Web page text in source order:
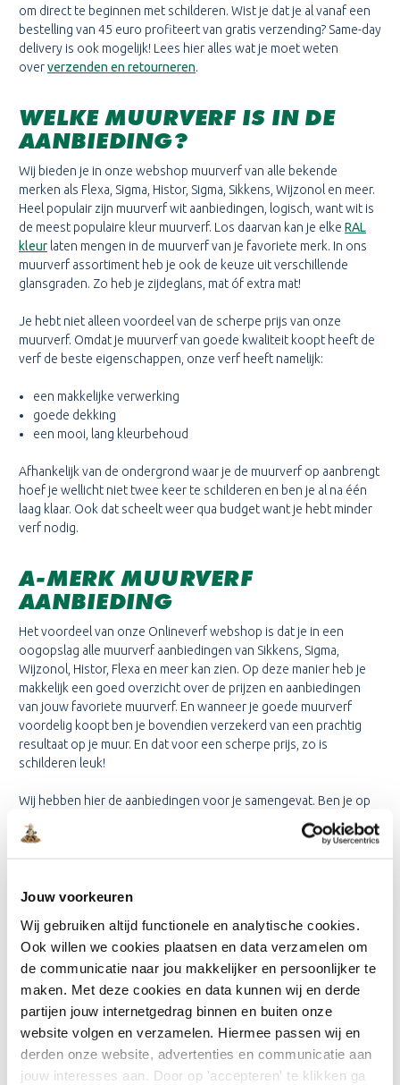
Jouw voorkeuren
Wij gebruiken altijd functionele en analytische cookies.
Ook willen we cookies plaatsen en data verzamelen om
de communicatie naar jou makkelijker en persoonlijker te
maken. Met deze cookies en data kunnen wij en derde
partijen jouw internetgedrag binnen en buiten onze
website volgen en verzamelen. Hiermee passen wij en
derden onze website, advertenties en communicatie aan
jouw interesses aan. Door op 'accepteren' te klikken ga
om direct te beginnen met schilderen. Wist je dat je al vanaf een
bestelling van 45 euro profiteert van gratis verzending? Same-day
delivery is ook mogelijk! Lees hier alles wat je moet weten
oververzenden en retourneren.
WELKE MUURVERF IS IN DE
AANBIEDING?
Wij bieden je in onze webshop muurverf van alle bekende
merken als Flexa, Sigma, Histor, Sigma, Sikkens, Wijzonol en meer.
Heel populair zijn muurverf wit aanbiedingen, logisch, want wit is
de meest populaire kleur muurverf. Los daarvan kan je elke RAL
kleur laten mengen in de muurverf van je favoriete merk. In ons
muurverf assortiment heb je ook de keuze uit verschillende
glansgraden. Zo heb je zijdeglans, mat óf extra mat!
Je hebt niet alleen voordeel van de scherpe prijs van onze
muurverf. Omdat je muurverf van goede kwaliteit koopt heeft de
verf de beste eigenschappen, onze verf heeft namelijk:
een makkelijke verwerking
goede dekking
een mooi, lang kleurbehoud
Afhankelijk van de ondergrond waar je de muurverf op aanbrengt
hoef je wellicht niet twee keer te schilderen en ben je al na één
laag klaar. Ook dat scheelt weer qua budget want je hebt minder
verf nodig.
A-MERK MUURVERF
AANBIEDING
Het voordeel van onze Onlineverf webshop is dat je in een
oogopslag alle muurverf aanbiedingen van Sikkens, Sigma,
Wijzonol, Histor, Flexa en meer kan zien. Op deze manier heb je
makkelijk een goed overzicht over de prijzen en aanbiedingen
van jouw favoriete muurverf. En wanneer je goede muurverf
voordelig koopt ben je bovendien verzekerd van een prachtig
resultaat op je muur. En dat voor een scherpe prijs, zo is
schilderen leuk!
Wij hebben hier de aanbiedingen voor je samengevat. Ben je op
zoek naar muurverf aanbiedingen? Op verschillende momenten
van het jaar bieden wij muurverf met extra korting aan, zo zijn er
wilt schilderen. Bij Flexa heb je bijvoorbeeld de Flexa Creations,
verkrijgbaar of je laat het mengen in een kleur naar keuze.
MUURVERF AANBIEDINGEN
COMBINEREN
Hier nog een TIP van de vakschilder: voordat je muurverf bestelt,
denk er goed over na op welke ondergrond je gaat schilderen.
Heb je misschien meer nodig dan alleen muurverf? Hier twee